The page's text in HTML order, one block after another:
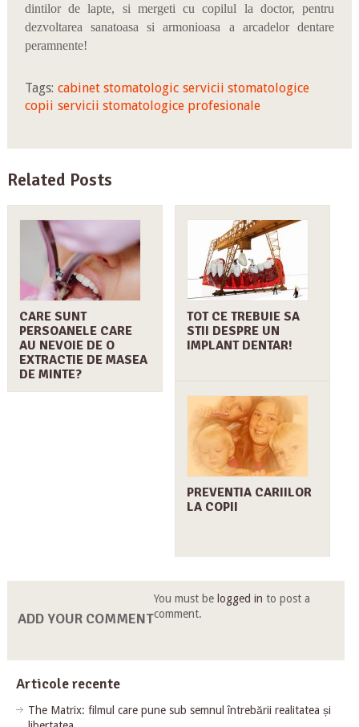
dintilor de lapte, si mergeti cu copilul la doctor, pentru
dezvoltarea sanatoasa si armonioasa a arcadelor dentare
peramnente!
Tags: cabinet stomatologic servicii stomatologice
copii servicii stomatologice profesionale
Related Posts
CARE SUNT
PERSOANELE CARE
AU NEVOIE DE O
EXTRACTIE DE MASEA
DE MINTE?
TOT CE TREBUIE SA
STII DESPRE UN
IMPLANT DENTAR!
PREVENTIA CARIILOR
LA COPII
ADD YOUR COMMENT
You must be logged in to post a
comment.
Articole recente
The Matrix: filmul care pune sub semnul întrebării realitatea și